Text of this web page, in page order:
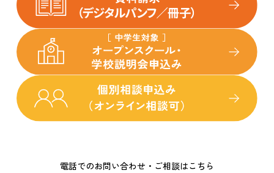
電話でのお問い合わせ・ご相談はこちら